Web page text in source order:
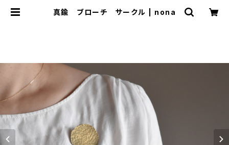
真鍮 ブローチ サークル | nona